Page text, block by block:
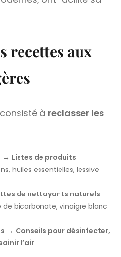
recettes aux
à reclasser les
→ Listes de produits
huiles essentielles, lessive
de nettoyants naturels
de bicarbonate, vinaigre blanc
→ Conseils pour désinfecter,
l’air